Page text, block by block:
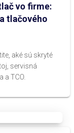
vo firme:
tlačového
aké sú skryté
servisná
a TCO.